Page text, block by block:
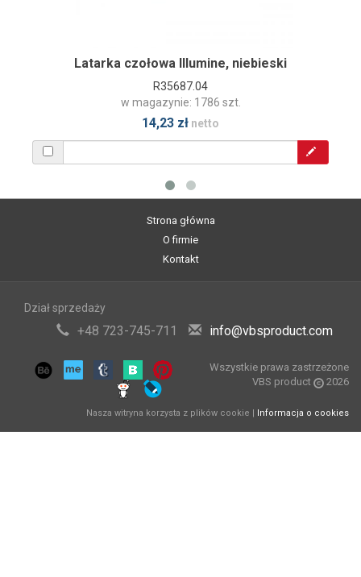
Latarka czołowa Illumine, niebieski
R35687.04
w magazynie: 1786 szt.
14,23 zł netto
Strona główna
O firmie
Kontakt
Dział sprzedaży
+48 723-745-711 info@vbsproduct.com
Wszystkie prawa zastrzeżone
VBS product
2026
Nasza witryna korzysta z plików cookie | Informacja o cookies